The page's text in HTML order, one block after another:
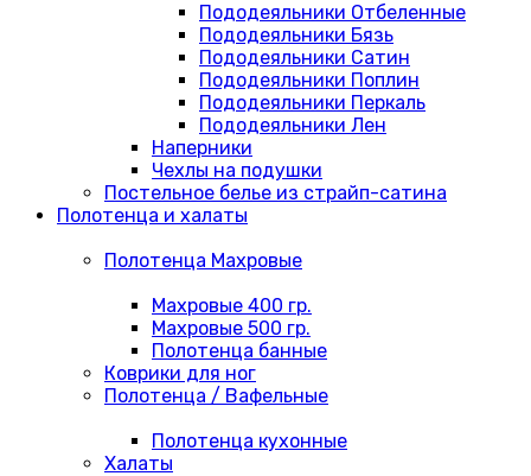
Пододеяльники Отбеленные
Пододеяльники Бязь
Пододеяльники Сатин
Пододеяльники Поплин
Пододеяльники Перкаль
Пододеяльники Лен
Наперники
Чехлы на подушки
Постельное белье из страйп-сатина
Полотенца и халаты
Полотенца Махровые
Махровые 400 гр.
Махровые 500 гр.
Полотенца банные
Коврики для ног
Полотенца / Вафельные
Полотенца кухонные
Халаты